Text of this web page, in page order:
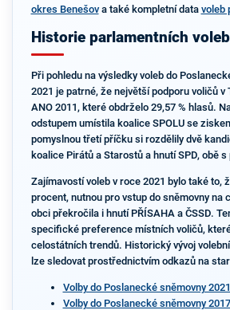
okres Benešova také kompletní data voleb
Historie parlamentních
Při pohledu na výsledky voleb do
2021 je patrné, že největší podporu voličů
ANO 2011, které obdrželo 29,57 % hlasů.
odstupem umístila koalice SPOLU se
pomyslnou třetí příčku si rozdělily dvě
koalice Pirátů a Starostů a hnutí SPD, obě s
Zajímavostí voleb v roce 2021 bylo také to,
procent, nutnou pro vstup do sněmovny na
obci překročila i hnutí PŘÍSAHA a ČSSD.
specifické preference místních voličů,
celostátních trendů. Historický vývoj
lze sledovat prostřednictvím odkazů na
Volby do Poslanecké sněmovny
Volby do Poslanecké sněmovny